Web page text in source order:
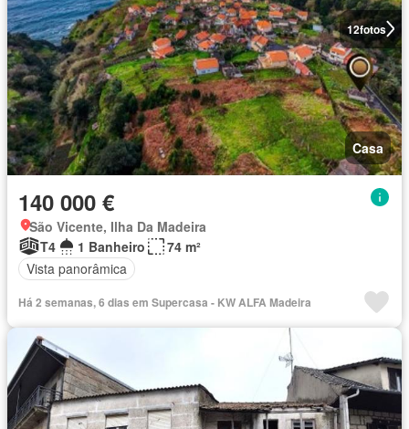
12fotos
Casa
140 000 €
São Vicente, Ilha Da Madeira
T4
1 Banheiro
74 m²
Vista panorâmica
Há 2 semanas, 6 dias em Supercasa - KW ALFA Madeira